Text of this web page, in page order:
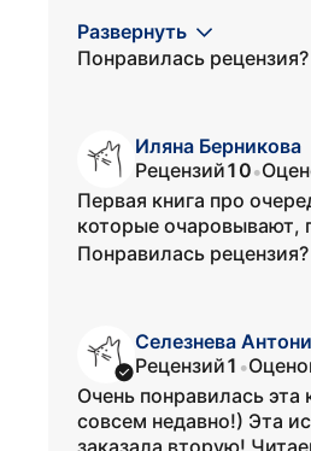
Развернуть
Понравилась рецензия?
Иляна Берникова
Рецензий10•
Первая книга про
которые очаровывают,
Понравилась рецензия?
Селезнева
Рецензий1 •
Очень понравилась эта
совсем недавно!) Эта
заказала вторую!